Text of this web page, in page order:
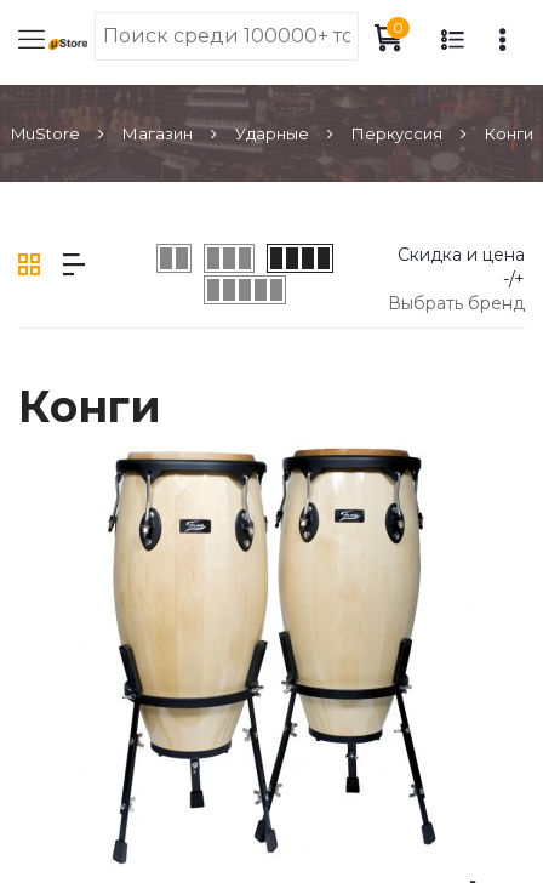
0
MuStore Магазин Ударные Перкуссия Конги
Скидка и цена
-/+
Выбрать бренд
Конги